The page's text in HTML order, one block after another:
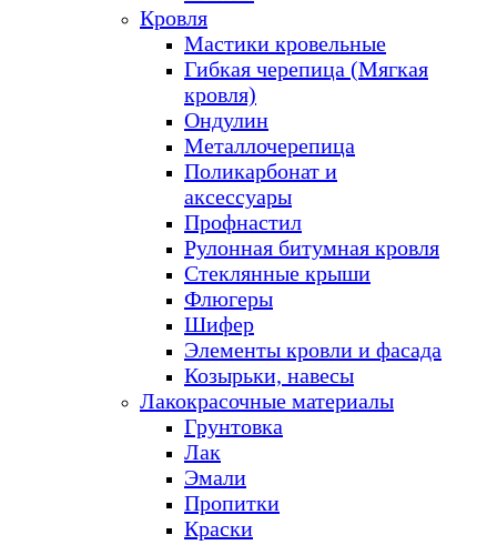
Кровля
Мастики кровельные
Гибкая черепица (Мягкая
кровля)
Ондулин
Металлочерепица
Поликарбонат и
аксессуары
Профнастил
Рулонная битумная кровля
Стеклянные крыши
Флюгеры
Шифер
Элементы кровли и фасада
Козырьки, навесы
Лакокрасочные материалы
Грунтовка
Лак
Эмали
Пропитки
Краски